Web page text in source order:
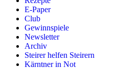
E-Paper
Club
Gewinnspiele
Newsletter
Archiv
Steirer helfen Steirern
Kärntner in Not